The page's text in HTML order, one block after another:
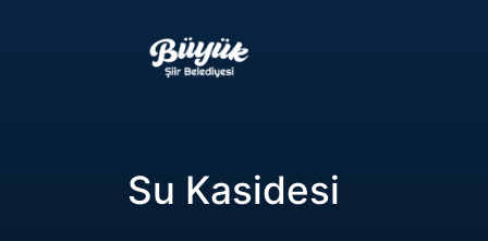
Su Kasidesi